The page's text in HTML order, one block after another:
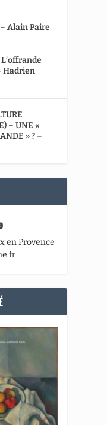
Alain Paire
Hadrien
– UNE «
» ? –
en Provence